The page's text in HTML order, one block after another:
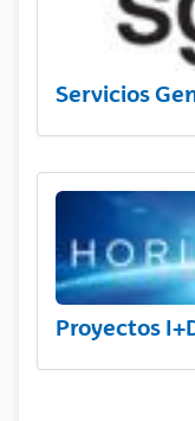
Servicios
Proyectos